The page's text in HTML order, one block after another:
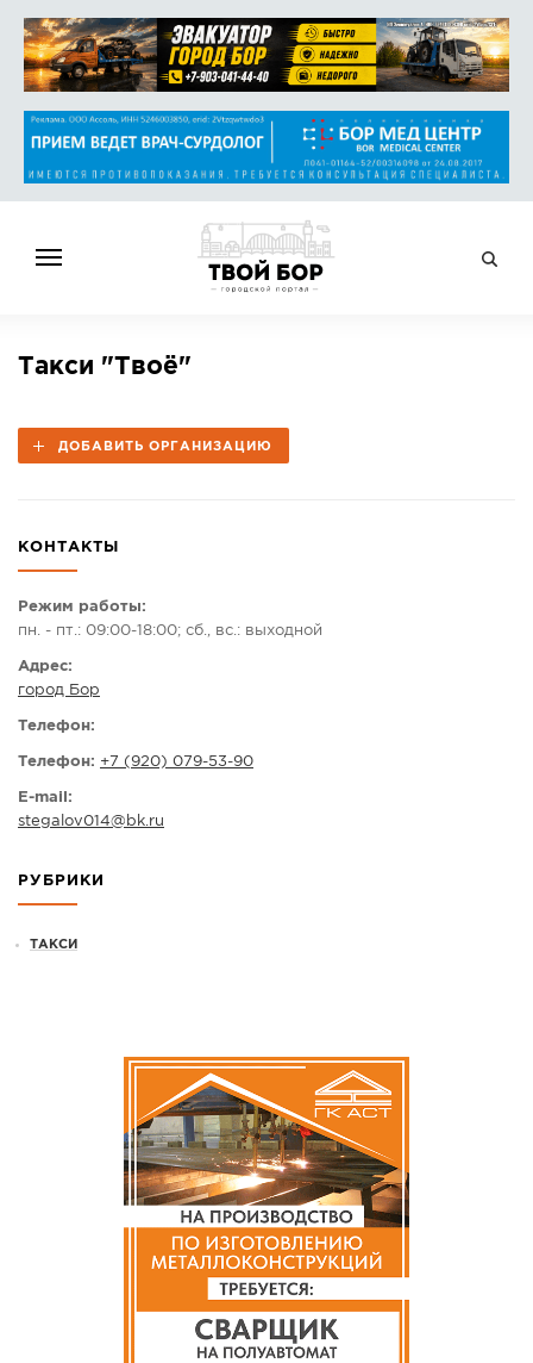
НОВОСТИ
ОБЪЯВЛЕНИЯ
КАМЕРЫ
КОНКУРСЫ
ПРЕДЛОЖИТЬ НОВОСТЬ
Такси "Твоё"
ДОБАВИТЬ ОРГАНИЗАЦИЮ
КОНТАКТЫ
Режим работы:
пн. - пт.: 09:00-18:00; сб., вс.: выходной
Адрес:
город Бор
Телефон:
Телефон: +7 (920) 079-53-90
E-mail:
stegalov014@ bk.ru
РУБРИКИ
ТАКСИ